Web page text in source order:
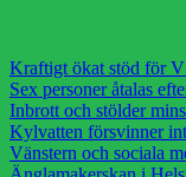
Kraftigt ökat stöd för
Sex personer åtalas
Inbrott och stölder
Kylvatten försvinner
Vänstern och sociala